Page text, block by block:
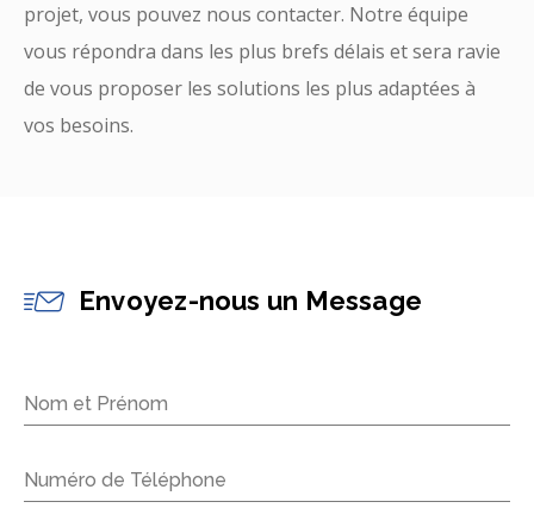
projet, vous pouvez nous contacter. Notre équipe
vous répondra dans les plus brefs délais et sera ravie
de vous proposer les solutions les plus adaptées à
vos besoins.
Envoyez-nous un Message